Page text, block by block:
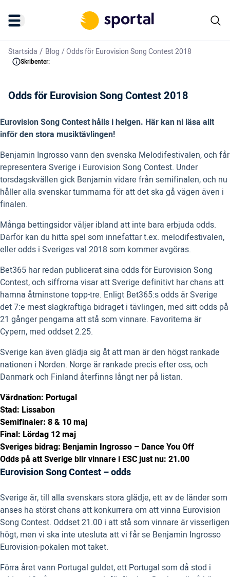
Startsida / Blog /Odds för Eurovision Song Contest 2018
Skribenter:
Odds för Eurovision Song Contest 2018
Eurovision Song Contest hålls i helgen. Här kan ni läsa allt
inför den stora musiktävlingen!
Benjamin Ingrosso vann den svenska Melodifestivalen, och får
representera Sverige i Eurovision Song Contest. Under
torsdagskvällen gick Benjamin vidare från semifinalen, och nu
håller alla svenskar tummarna för att det ska gå vägen även i
finalen.
Många bettingsidor väljer ibland att inte bara erbjuda odds.
Därför kan du hitta spel som innefattar t.ex. melodifestivalen,
eller odds i Sveriges val 2018 som kommer avgöras.
Bet365 har redan publicerat sina odds för Eurovision Song
Contest, och siffrorna visar att Sverige definitivt har chans att
hamna åtminstone topp-tre. Enligt Bet365:s odds är Sverige
det 7:e mest slagkraftiga bidraget i tävlingen, med sitt odds på
21 gånger pengarna att stå som vinnare. Favoriterna är
Cypern, med oddset 2.25.
Sverige kan även glädja sig åt att man är den högst rankade
nationen i Norden. Norge är rankade precis efter oss, och
Danmark och Finland återfinns långt ner på listan.
Värdnation: Portugal
Stad: Lissabon
Semifinaler: 8 & 10 maj
Final: Lördag 12 maj
Sveriges bidrag: Benjamin Ingrosso – Dance You Off
Odds på att Sverige blir vinnare i ESC just nu: 21.00
Eurovision Song Contest –odds
Sverige är, till alla svenskars stora glädje, ett av de länder som
anses ha störst chans att konkurrera om att vinna Eurovision
Song Contest. Oddset 21.00 i att stå som vinnare är visserligen
högt, men vi ska inte utesluta att vi får se Benjamin Ingrosso
Eurovision-pokalen mot taket.
Förra året vann Portugal guldet, ett Portugal som då stod i